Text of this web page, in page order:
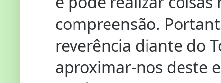
compreensão.
reverência diante do
aproximar-nos deste